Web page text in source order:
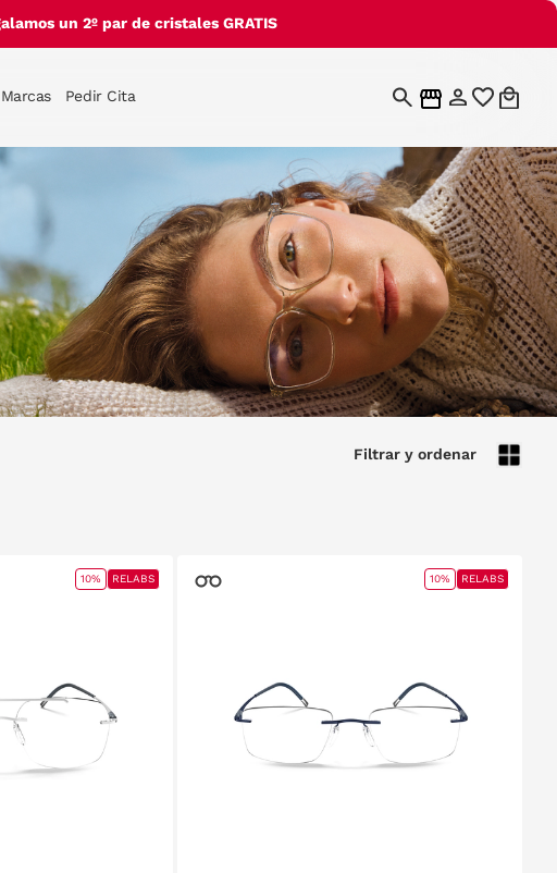
un 2º par de cristales GRATIS
Marcas Pedir Cita
Filtrar y ordenar
10% RELABS 10% RELABS